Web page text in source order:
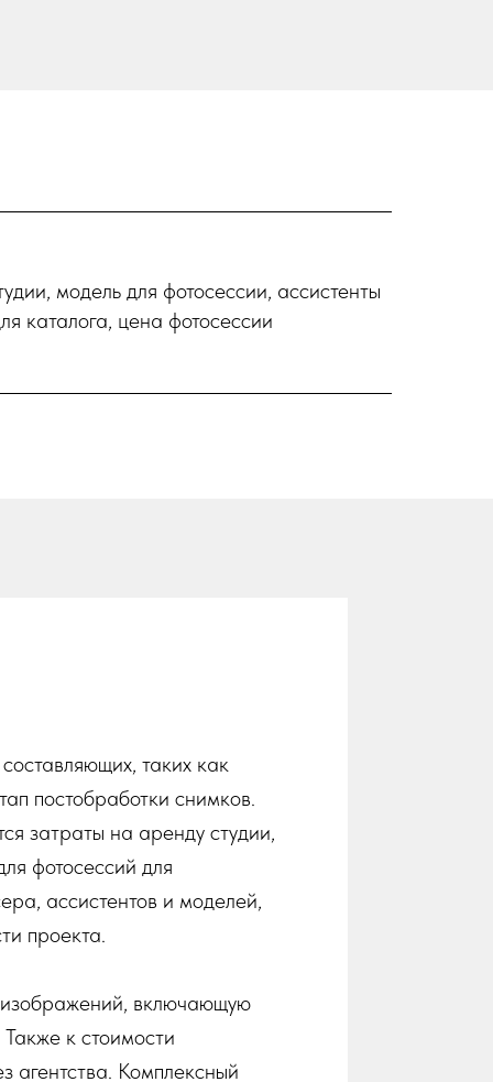
модель для фотосессии, ассистенты
каталога, цена фотосессии
таких как
постобработки снимков.
затраты на аренду студии,
фотосессий для
ассистентов и моделей,
проекта.
изображений, включающую
к стоимости
агентства. Комплексный